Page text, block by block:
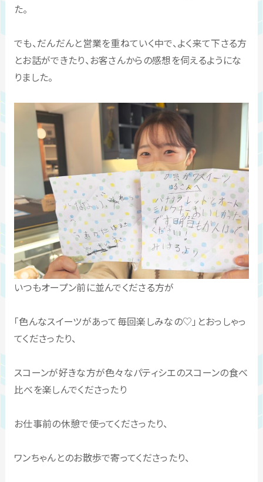
た。
でも、だんだんと営業を重ねていく中で、よく来て下さる方
とお話ができたり、お客さんからの感想を伺えるようにな
りました。
いつもオープン前に並んでくださる方が
「色んなスイーツがあって毎回楽しみなの♡」とおっしゃっ
てくださったり、
スコーンが好きな方が色々なパティシエのスコーンの食べ
比べを楽しんでくださったり
お仕事前の休憩で使ってくださったり、
ワンちゃんとのお散歩で寄ってくださったり、